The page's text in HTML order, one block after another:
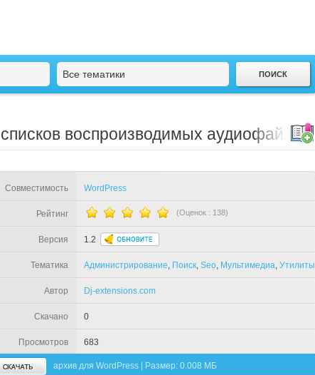
Все тематики
воспроизводимых аудиофайлов
Совместимость WordPress
Рейтинг (Оценок : 138)
Версия 1.2
Тематика Администрирование, Поиск, Seo, Мультимедиа, Утилиты
Автор Dj-extensions.com
Скачано 0
Просмотров 683
архив для WordPress | Размер: 0.008 МБ